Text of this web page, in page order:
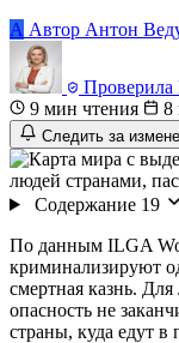
А Автор Антон
Проверила
9 мин чтения
8
Следить за
Содержание 19
По данным ILGA
криминализируют
смертная казнь.
опасность не
страны, куда едут в